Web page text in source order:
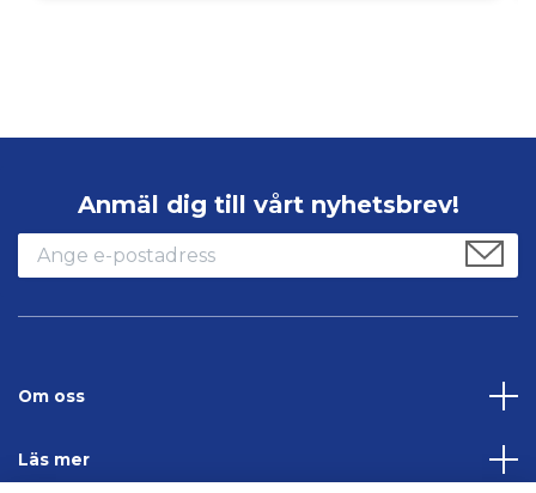
Anmäl dig till vårt nyhetsbrev!
Om oss
Läs mer